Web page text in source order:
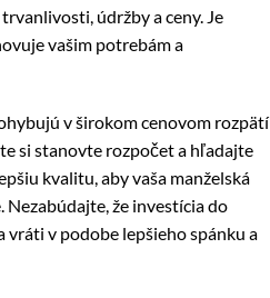
údržby a ceny. Je
vašim potrebám a
v širokom cenovom rozpätí
si stanovte rozpočet a hľadajte
kvalitu, aby vaša manželská
Nezabúdajte, že investícia do
vráti v podobe lepšieho spánku a